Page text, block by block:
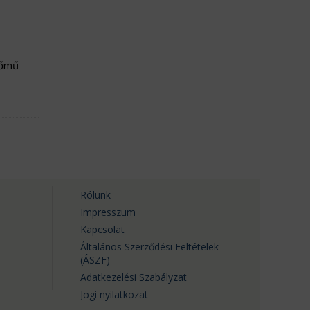
Rólunk
Impresszum
Kapcsolat
Általános Szerződési Feltételek
(ÁSZF)
Adatkezelési Szabályzat
Jogi nyilatkozat